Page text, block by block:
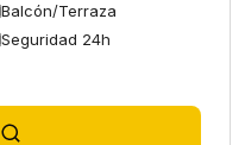
Balcón/Terraza
Seguridad 24h